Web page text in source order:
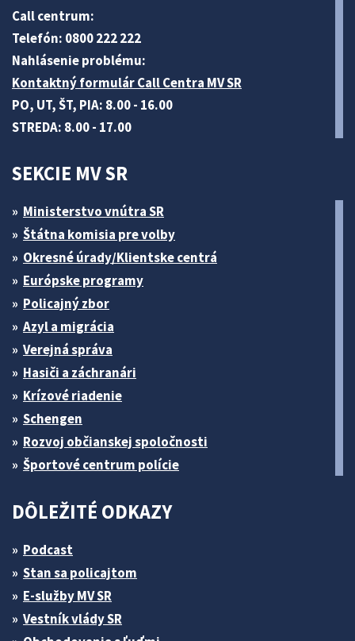
Call centrum:
Telefón: 0800 222 222
Nahlásenie problému:
Kontaktný formulár Call Centra MV SR
PO, UT, ŠT, PIA: 8.00 - 16.00
STREDA: 8.00 - 17.00
SEKCIE MV SR
Ministerstvo vnútra SR
Štátna komisia pre volby
Okresné úrady/Klientske centrá
Európske programy
Policajný zbor
Azyl a migrácia
Verejná správa
Hasiči a záchranári
Krízové riadenie
Schengen
Rozvoj občianskej spoločnosti
Športové centrum polície
DÔLEŽITÉ ODKAZY
Podcast
Stan sa policajtom
E-služby MV SR
Vestník vlády SR